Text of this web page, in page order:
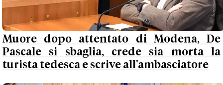
Muore dopo attentato di Modena, De
Pascale si sbaglia, crede sia morta la
turista tedesca e scrive all'ambasciatore